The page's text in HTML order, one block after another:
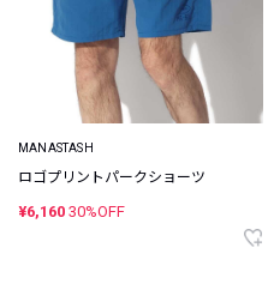
MANASTASH
ロゴプリントパークショーツ
¥6,160 30%OFF